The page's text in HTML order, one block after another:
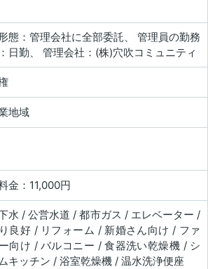
態：管理会社に全部委託、 管理員の勤務
日勤、 管理会社：(株)穴吹コミュニティ
地域
金：11,000円
水 / 公営水道 / 都市ガス / エレベーター /
良好 / リフォーム / 新婚さん向け / ファ
向け / バルコニー / 食器洗い乾燥機 / シ
キッチン / 浴室乾燥機 / 温水洗浄便座